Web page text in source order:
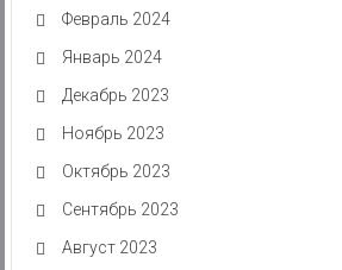
Февраль 2024
Январь 2024
Декабрь 2023
Ноябрь 2023
Октябрь 2023
Сентябрь 2023
Август 2023